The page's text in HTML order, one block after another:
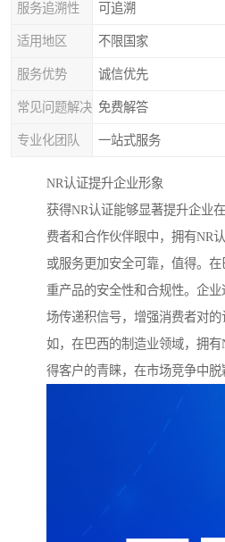
服务追溯性 可追溯
适用地区 不限国家
服务优势 诚信优先
常见问题解决 免费解答
专业化团队 一站式服务
NR认证提升企业形象
获得NR认证能够显著提升企业
费者和合作伙伴眼中，拥有NR
或服务更加安全可靠，值得。
重产品的安全性和合规性。企
场传递积信号，增强消费者对的
如，在巴西的制造业领域，拥
得客户的青睐，在市场竞争中脱